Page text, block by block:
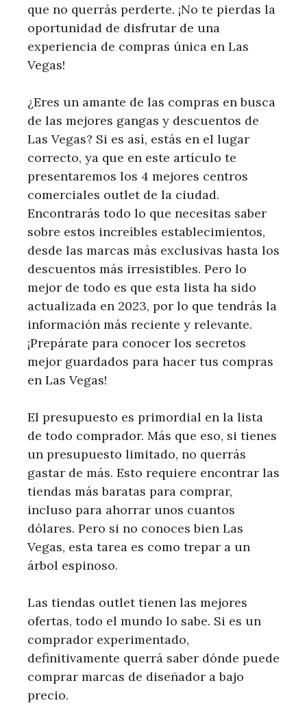
que no querrás perderte. ¡No te pierdas la
oportunidad de disfrutar de una
experiencia de compras única en Las
Vegas!
¿Eres un amante de las compras en busca
de las mejores gangas y descuentos de
Las Vegas? Si es así, estás en el lugar
correcto, ya que en este artículo te
presentaremos los 4 mejores centros
comerciales outlet de la ciudad.
Encontrarás todo lo que necesitas saber
sobre estos increíbles establecimientos,
desde las marcas más exclusivas hasta los
descuentos más irresistibles. Pero lo
mejor de todo es que esta lista ha sido
actualizada en 2023, por lo que tendrás la
información más reciente y relevante.
¡Prepárate para conocer los secretos
mejor guardados para hacer tus compras
en Las Vegas!
El presupuesto es primordial en la lista
de todo comprador. Más que eso, si tienes
un presupuesto limitado, no querrás
gastar de más. Esto requiere encontrar las
tiendas más baratas para comprar,
incluso para ahorrar unos cuantos
dólares. Pero si no conoces bien Las
Vegas, esta tarea es como trepar a un
árbol espinoso.
Las tiendas outlet tienen las mejores
ofertas, todo el mundo lo sabe. Si es un
comprador experimentado,
definitivamente querrá saber dónde puede
comprar marcas de diseñador a bajo
precio.